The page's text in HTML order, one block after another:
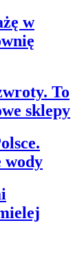
w
To
sklepy
wody